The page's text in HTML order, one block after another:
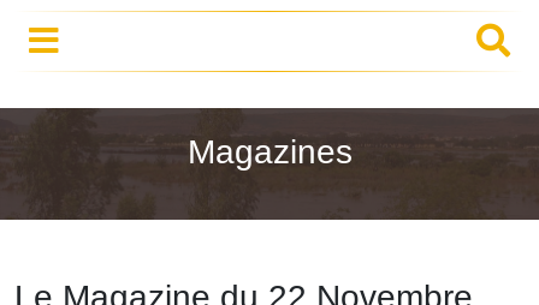
Magazines
Le Magazine du 22 Novembre